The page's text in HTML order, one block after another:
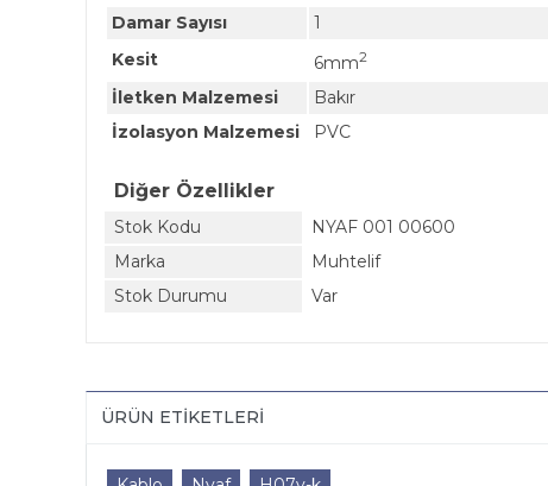
Damar Sayısı
1
Kesit
6mm2
İletken Malzemesi
Bakır
İzolasyon Malzemesi
PVC
Diğer Özellikler
Stok Kodu
NYAF 001 00600
Marka
Muhtelif
Stok Durumu
Var
ÜRÜN ETIKETLERI